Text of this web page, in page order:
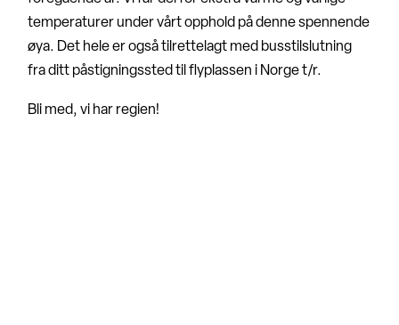
temperaturer under vårt opphold på denne spennende
øya. Det hele er også tilrettelagt med busstilslutning
fra ditt påstigningssted til flyplassen i Norge t/r.
Bli med, vi har regien!